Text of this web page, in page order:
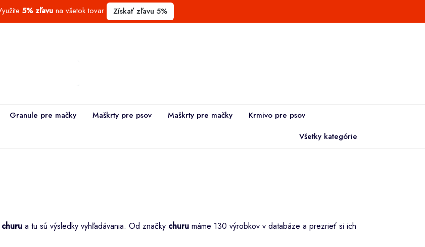
5% zľavu na všetok tovar Získať zľavu 5%
Granule pre mačky Maškrty pre psov Maškrty pre mačky
Krmivo pre psov
Všetky kategórie
churu a tu sú výsledky vyhľadávania. Od značky churu máme 130 výrobkov v databáze a prezrieť si ich